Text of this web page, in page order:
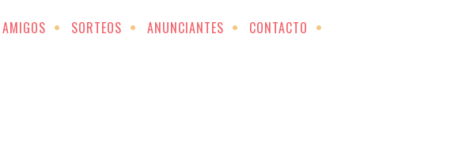
AMIGOS SORTEOS ANUNCIANTES CONTACTO